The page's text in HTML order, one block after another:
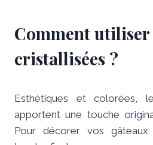
Comment
cristallisées ?
Esthétiques et colorées,
apportent une touche
Pour décorer vos